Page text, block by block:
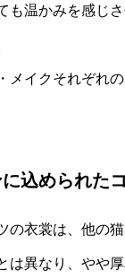
も温かみを感じ
メイクそれぞれ
込められた
の衣裳は、他の
は異なり、やや